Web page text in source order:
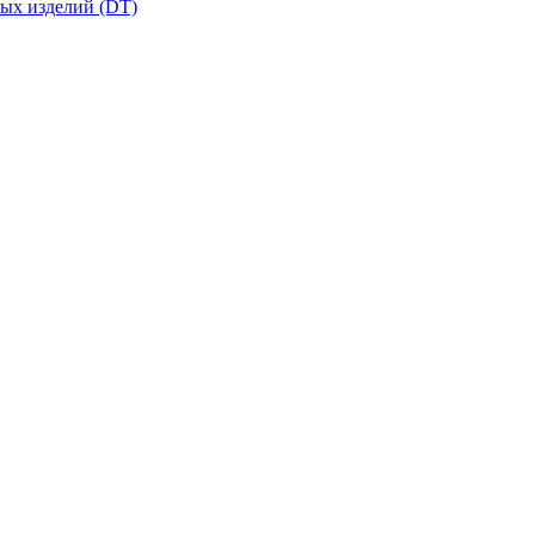
изделий (DT)